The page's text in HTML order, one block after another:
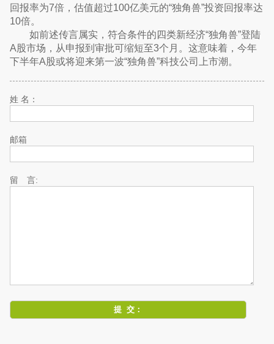
回报率为7倍，估值超过100亿美元的“独角兽”投资回报率达
10倍。
如前述传言属实，符合条件的四类新经济“独角兽”登陆
A股市场，从申报到审批可缩短至3个月。这意味着，今年
下半年A股或将迎来第一波“独角兽”科技公司上市潮。
姓 名：
邮箱
留 言: